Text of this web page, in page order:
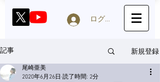
ログイン
記事 新規登録
尾崎亜美
2020年6月26日 読了時間: 2分